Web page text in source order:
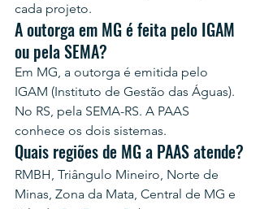
cada projeto.
A outorga em MG é feita pelo IGAM
ou pela SEMA?
Em MG, a outorga é emitida pelo
IGAM (Instituto de Gestão das Águas).
No RS, pela SEMA-RS. A PAAS
conhece os dois sistemas.
Quais regiões de MG a PAAS atende?
RMBH, Triângulo Mineiro, Norte de
Minas, Zona da Mata, Central de MG e